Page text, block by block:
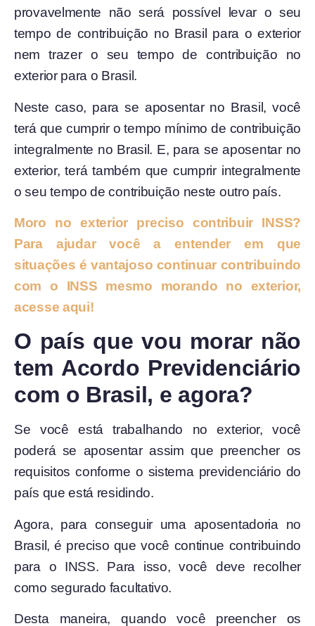
provavelmente não será possível levar o seu
tempo de contribuição no Brasil para o exterior
nem trazer o seu tempo de contribuição no
exterior para o Brasil.
Neste caso, para se aposentar no Brasil, você
terá que cumprir o tempo mínimo de contribuição
integralmente no Brasil. E, para se aposentar no
exterior, terá também que cumprir integralmente
o seu tempo de contribuição neste outro país.
Moro no exterior preciso contribuir INSS?
Para ajudar você a entender em que
situações é vantajoso continuar contribuindo
com o INSS mesmo morando no exterior,
acesse aqui!
O país que vou morar não
tem Acordo Previdenciário
com o Brasil, e agora?
Se você está trabalhando no exterior, você
poderá se aposentar assim que preencher os
requisitos conforme o sistema previdenciário do
país que está residindo.
Agora, para conseguir uma aposentadoria no
Brasil, é preciso que você continue contribuindo
para o INSS. Para isso, você deve recolher
como segurado facultativo.
Desta maneira, quando você preencher os